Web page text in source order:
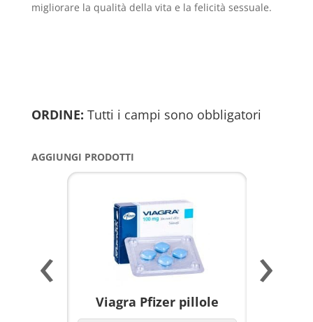
migliorare la qualità della vita e la felicità sessuale.
ORDINE: Tutti i campi sono obbligatori
AGGIUNGI PRODOTTI
Viagra Pfizer pillole
‹ ›